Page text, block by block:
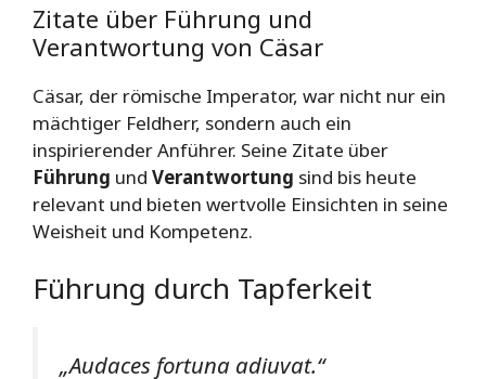
Zitate über Führung und
Verantwortung von Cäsar
Cäsar, der römische Imperator, war nicht nur ein
mächtiger Feldherr, sondern auch ein
inspirierender Anführer. Seine Zitate über
Führung und Verantwortung sind bis heute
relevant und bieten wertvolle Einsichten in seine
Weisheit und Kompetenz.
Führung durch Tapferkeit
„Audaces fortuna adiuvat.“